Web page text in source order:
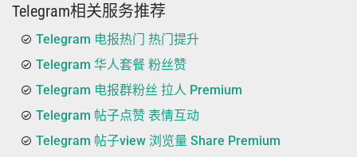
Telegram相关服务推荐
Telegram 电报热门 热门提升
Telegram 华人套餐 粉丝赞
Telegram 电报群粉丝 拉人 Premium
Telegram 帖子点赞 表情互动
Telegram 帖子view 浏览量 Share Premium